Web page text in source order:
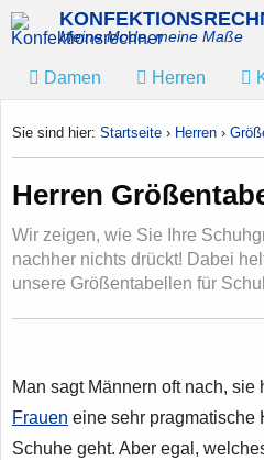
Meine Mode, meine Maße
Damen Herren
Sie sind hier: Startseite › Herren ›
Herren
Wir zeigen, wie Sie Ihre
nachher nichts drückt! Dabei
unsere Größentabellen für
Man sagt Männern oft nach, sie
Frauen eine sehr pragmatische
Schuhe geht. Aber egal,